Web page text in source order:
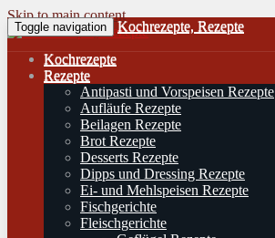
Skip to main content
Toggle navigation Kochrezepte, Rezepte
Kochrezepte
Rezepte
Antipasti und Vorspeisen Rezepte
Aufläufe Rezepte
Beilagen Rezepte
Brot Rezepte
Desserts Rezepte
Dipps und Dressing Rezepte
Ei- und Mehlspeisen Rezepte
Fischgerichte
Fleischgerichte